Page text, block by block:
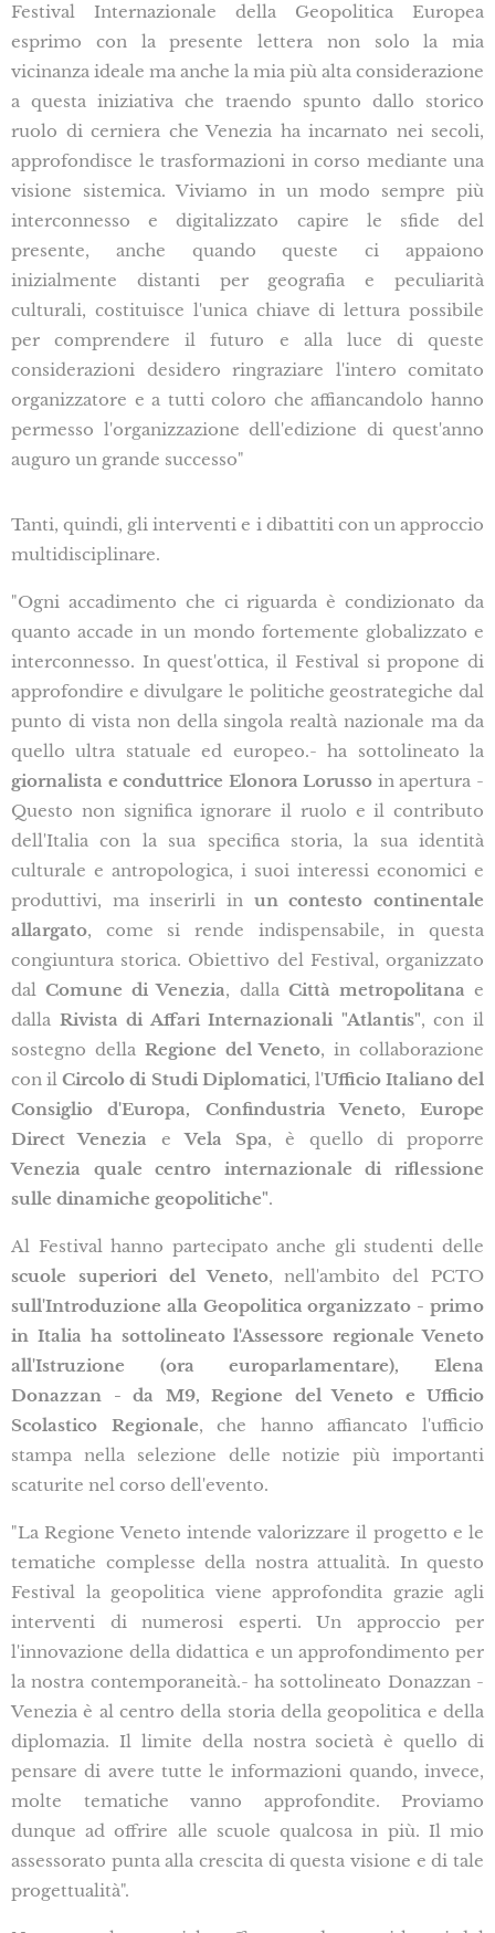
Festival Internazionale della Geopolitica Europea
esprimo con la presente lettera non solo la mia
vicinanza ideale ma anche la mia più alta considerazione
a questa iniziativa che traendo spunto dallo storico
ruolo di cerniera che Venezia ha incarnato nei secoli,
approfondisce le trasformazioni in corso mediante una
visione sistemica. Viviamo in un modo sempre più
interconnesso e digitalizzato capire le sfide del
presente, anche quando queste ci appaiono
inizialmente distanti per geografia e peculiarità
culturali, costituisce l'unica chiave di lettura possibile
per comprendere il futuro e alla luce di queste
considerazioni desidero ringraziare l'intero comitato
organizzatore e a tutti coloro che affiancandolo hanno
permesso l'organizzazione dell'edizione di quest'anno
auguro un grande successo"
Tanti, quindi, gli interventi e i dibattiti con un approccio
multidisciplinare.
"Ogni accadimento che ci riguarda è condizionato da
quanto accade in un mondo fortemente globalizzato e
interconnesso. In quest'ottica, il Festival si propone di
approfondire e divulgare le politiche geostrategiche dal
punto di vista non della singola realtà nazionale ma da
quello ultra statuale ed europeo.- ha sottolineato la
giornalista e conduttrice Elonora Lorusso in apertura -
Questo non significa ignorare il ruolo e il contributo
dell'Italia con la sua specifica storia, la sua identità
culturale e antropologica, i suoi interessi economici e
produttivi, ma inserirli in un contesto continentale
allargato, come si rende indispensabile, in questa
congiuntura storica. Obiettivo del Festival, organizzato
dalComune di Venezia, dalla Città metropolitana e
dalla Rivista di Affari Internazionali "Atlantis", con il
sostegno della Regione del Veneto, in collaborazione
con ilCircolo di Studi Diplomatici, l'Ufficio Italiano del
Consiglio d'Europa, Confindustria Veneto, Europe
Direct Venezia eVela Spa, è quello di proporre
Venezia quale centro internazionale di riflessione
sulle dinamiche geopolitiche".
Al Festival hanno partecipato anche gli studenti delle
scuole superiori del Veneto, nell'ambito del PCTO
sull'Introduzione alla Geopolitica organizzato - primo
in Italia ha sottolineato l'Assessore regionale Veneto
all'Istruzione (ora europarlamentare), Elena
Donazzan - da M9, Regione del Veneto e Ufficio
Scolastico Regionale, che hanno affiancato l'ufficio
stampa nella selezione delle notizie più importanti
scaturite nel corso dell'evento.
"La Regione Veneto intende valorizzare il progetto e le
tematiche complesse della nostra attualità. In questo
Festival la geopolitica viene approfondita grazie agli
interventi di numerosi esperti. Un approccio per
l'innovazione della didattica e un approfondimento per
la nostra contemporaneità.- ha sottolineato Donazzan -
Venezia è al centro della storia della geopolitica e della
diplomazia. Il limite della nostra società è quello di
pensare di avere tutte le informazioni quando, invece,
molte tematiche vanno approfondite. Proviamo
dunque ad offrire alle scuole qualcosa in più. Il mio
assessorato punta alla crescita di questa visione e di tale
progettualità".